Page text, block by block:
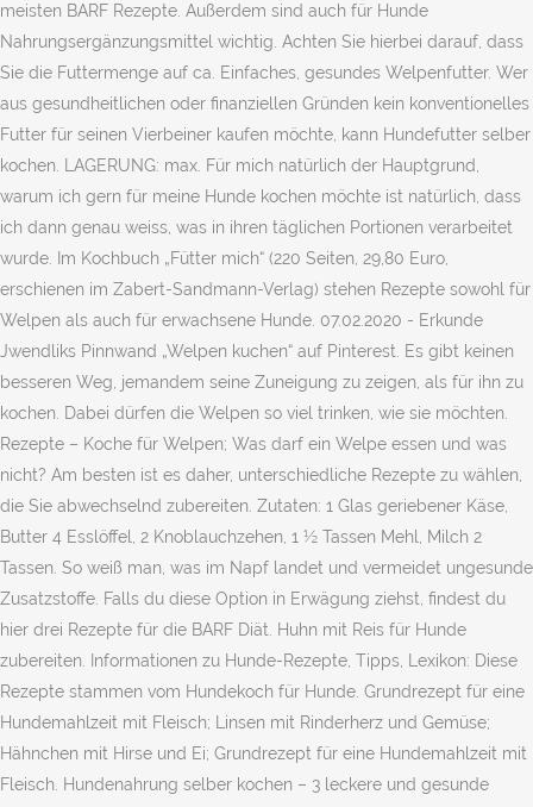
meisten BARF Rezepte. Außerdem sind auch für Hunde
Nahrungsergänzungsmittel wichtig. Achten Sie hierbei darauf, dass
Sie die Futtermenge auf ca. Einfaches, gesundes Welpenfutter. Wer
aus gesundheitlichen oder finanziellen Gründen kein konventionelles
Futter für seinen Vierbeiner kaufen möchte, kann Hundefutter selber
kochen. LAGERUNG: max. Für mich natürlich der Hauptgrund,
warum ich gern für meine Hunde kochen möchte ist natürlich, dass
ich dann genau weiss, was in ihren täglichen Portionen verarbeitet
wurde. Im Kochbuch „Fütter mich“ (220 Seiten, 29,80 Euro,
erschienen im Zabert-Sandmann-Verlag) stehen Rezepte sowohl für
Welpen als auch für erwachsene Hunde. 07.02.2020 - Erkunde
Jwendliks Pinnwand „Welpen kuchen“ auf Pinterest. Es gibt keinen
besseren Weg, jemandem seine Zuneigung zu zeigen, als für ihn zu
kochen. Dabei dürfen die Welpen so viel trinken, wie sie möchten.
Rezepte – Koche für Welpen; Was darf ein Welpe essen und was
nicht? Am besten ist es daher, unterschiedliche Rezepte zu wählen,
die Sie abwechselnd zubereiten. Zutaten: 1 Glas geriebener Käse,
Butter 4 Esslöffel, 2 Knoblauchzehen, 1 ½ Tassen Mehl, Milch 2
Tassen. So weiß man, was im Napf landet und vermeidet ungesunde
Zusatzstoffe. Falls du diese Option in Erwägung ziehst, findest du
hier drei Rezepte für die BARF Diät. Huhn mit Reis für Hunde
zubereiten. Informationen zu Hunde-Rezepte, Tipps, Lexikon: Diese
Rezepte stammen vom Hundekoch für Hunde. Grundrezept für eine
Hundemahlzeit mit Fleisch; Linsen mit Rinderherz und Gemüse;
Hähnchen mit Hirse und Ei; Grundrezept für eine Hundemahlzeit mit
Fleisch. Hundenahrung selber kochen – 3 leckere und gesunde